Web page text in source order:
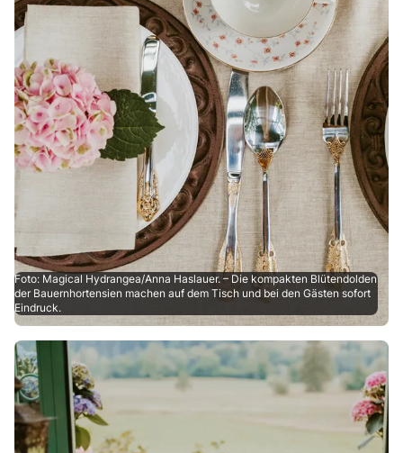
Foto: Magical Hydrangea/Anna Haslauer. – Die kompakten Blütendolden
der Bauernhortensien machen auf dem Tisch und bei den Gästen sofort
Eindruck.